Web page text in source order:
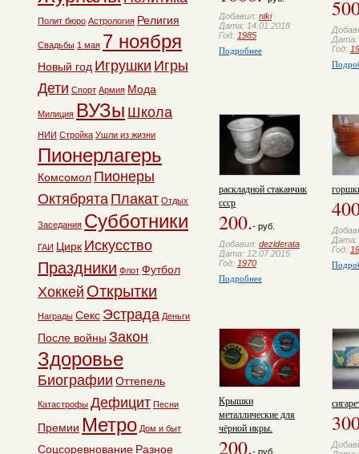
Добавил: niki
Дата: 14.01.2018
Год: 1985
Подробнее
Дата:
Год:
раскладной стаканчик
ссср
200.- руб.
Добавил: deziderata
Дата: 12.07.2015
Год: 1970
Подробнее
Дата:
Год:
Крышки
металлические для
чёрной икры.
200.- руб.
Полит бюро Астрология Религия
Свадьбы 1 мая 7 ноября
Новый год Игрушки Игры
Дети Спорт Армия Мода
Милиция ВУЗы Школа
НИИ Стройка Ушли из жизни
Пионерлагерь
Комсомол Пионеры
Октябрята Плакат Отдых
Заседания Субботники
ГАИ Цирк Искусство
Праздники Флот Футбол
Хоккей Открытки
Награды Секс Эстрада Деньги
После войны Закон
Здоровье
Биографии Оттепель
Катастрофы Дефицит Песни
Премии Метро Дом и быт
Соцсоревнование Разное